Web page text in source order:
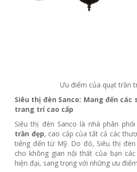
Ưu điểm của quạt trần
Siêu thị đèn Sanco: Mang đến các
trang trí cao cấp
Siêu thị đèn Sanco là nhà phân
trần đẹp, cao cấp của tất cả các
tiếng đến từ Mỹ. Do đó, Siêu thị đèn
cho không gian nội thất của bạn
hiện đại, sang trọng với những ưu